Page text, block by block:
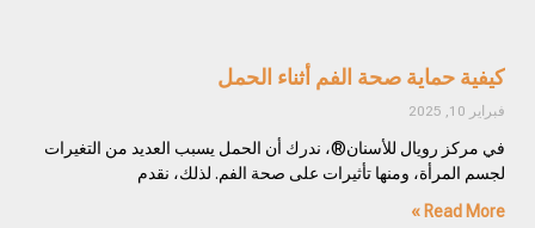
كيفية حماية صحة الفم أثناء الحمل
فبراير 10, 2025
في مركز رويال للأسنان®، ندرك أن الحمل يسبب العديد من التغيرات
لجسم المرأة، ومنها تأثيرات على صحة الفم. لذلك، نقدم
Read More »